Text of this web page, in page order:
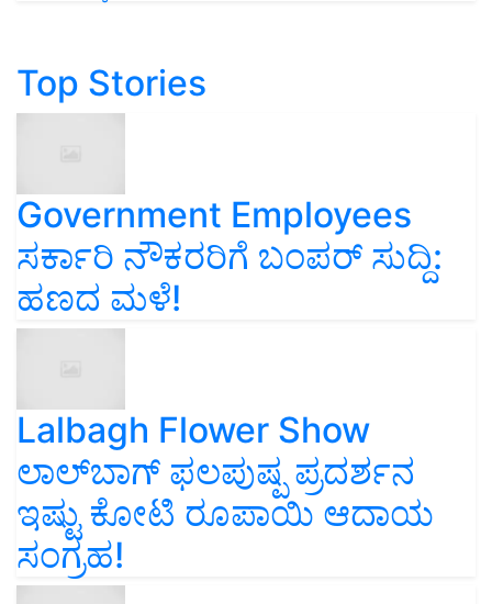
Top Stories
Government Employees
ಸರ್ಕಾರಿ ನೌಕರರಿಗೆ ಬಂಪರ್‌ ಸುದ್ದಿ:
ಹಣದ ಮಳೆ!
Lalbagh Flower Show
ಲಾಲ್‌ಬಾಗ್ ಫಲಪುಷ್ಪ ಪ್ರದರ್ಶನ
ಇಷ್ಟು ಕೋಟಿ ರೂಪಾಯಿ ಆದಾಯ
ಸಂಗ್ರಹ!